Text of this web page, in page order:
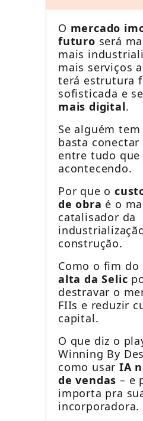
O mercado
futuro será
mais
mais serviços
terá estrutura
sofisticada e
mais digital.
Se alguém
basta
entre tudo que
acontecendo.
Por que o
de obra é o
catalisador da
construção.
Como o fim do
alta da Selic
destravar o
FIIs e reduzir
capital.
O que diz o
Winning By
como usarIA
de vendas – e
importa pra
incorporadora.